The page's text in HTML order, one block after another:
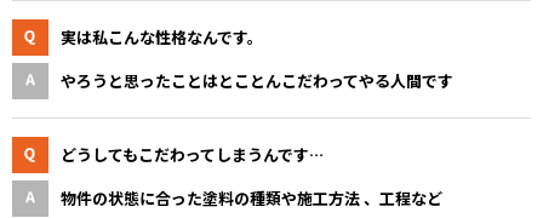
実は私こんな性格なんです。
やろうと思ったことはとことんこだわってやる人間です
どうしてもこだわってしまうんです…
物件の状態に合った塗料の種類や施工方法 、工程など